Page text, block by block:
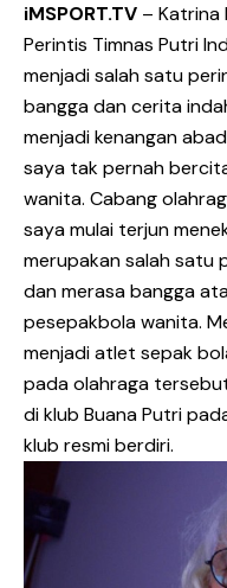
iMSPORT.TV – Katrina
Perintis Timnas Putri
menjadi salah satu
bangga dan cerita
menjadi kenangan
saya tak pernah
wanita. Cabang
saya mulai terjun
merupakan salah satu
dan merasa bangga
pesepakbola wanita.
menjadi atlet sepak
pada olahraga
di klub Buana Putri
klub resmi berdiri.